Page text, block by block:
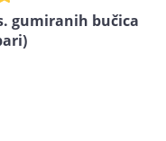
gumiranih bučica